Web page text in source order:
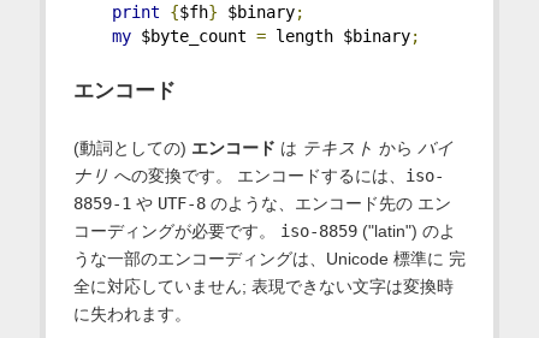
print
{$fh} $binary;
my $byte_count = length $binary;
エンコード
(動詞としての) エンコード は テキスト から バイ
ナリ への変換です。 エンコードするには、 iso-
8859-1 や UTF-8のような、エンコード先の エン
コーディングが必要です。 iso-8859("latin") のよ
うな一部のエンコーディングは、Unicode 標準に 完
全に対応していません; 表現できない文字は変換時
に失われます。